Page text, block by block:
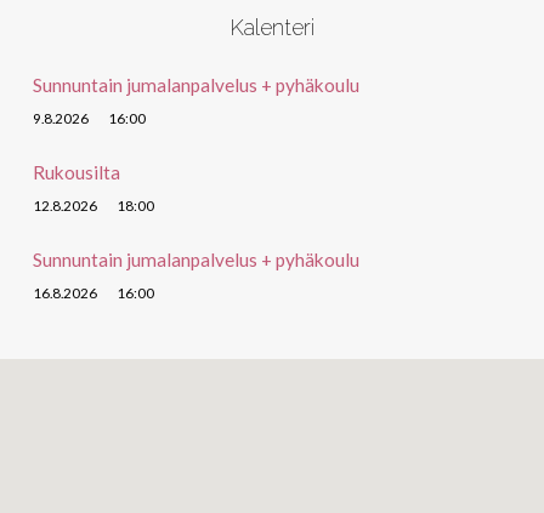
Kalenteri
Sunnuntain jumalanpalvelus + pyhäkoulu
9.8.2026 16:00
Rukousilta
12.8.2026 18:00
Sunnuntain jumalanpalvelus + pyhäkoulu
16.8.2026 16:00